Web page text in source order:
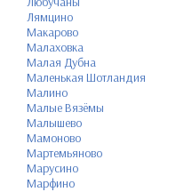
Лямцино
Макарово
Малаховка
Малая Дубна
Маленькая Шотландия
Малино
Малые Вязёмы
Малышево
Мамоново
Мартемьяново
Марусино
Марфино